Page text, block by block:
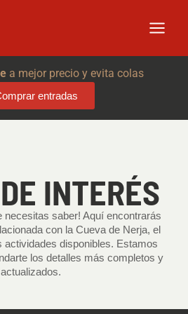
a mejor precio y evita colas
entradas
INTERÉS
necesitas saber! Aquí encontrarás
con la Cueva de Nerja, el
actividades disponibles. Estamos
los detalles más completos y
actualizados.